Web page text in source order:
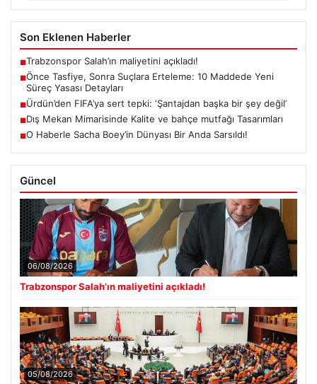
Son Eklenen Haberler
■Trabzonspor Salah’ın maliyetini açıkladı!
■Önce Tasfiye, Sonra Suçlara Erteleme: 10 Maddede Yeni
Süreç Yasası Detayları
■Ürdün’den FIFA’ya sert tepki: ‘Şantajdan başka bir şey değil’
■Dış Mekan Mimarisinde Kalite ve bahçe mutfağı Tasarımları
■O Haberle Sacha Boey’in Dünyası Bir Anda Sarsıldı!
Güncel
06/08/2026
Trabzonspor Salah’ın maliyetini açıkladı!
05/08/2026